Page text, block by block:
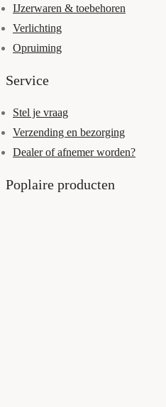
IJzerwaren & toebehoren
Verlichting
Opruiming
Service
Stel je vraag
Verzending en bezorging
Dealer of afnemer worden?
Poplaire producten